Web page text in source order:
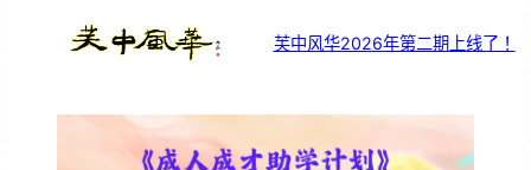
芙中风华2026年第二期上线了！